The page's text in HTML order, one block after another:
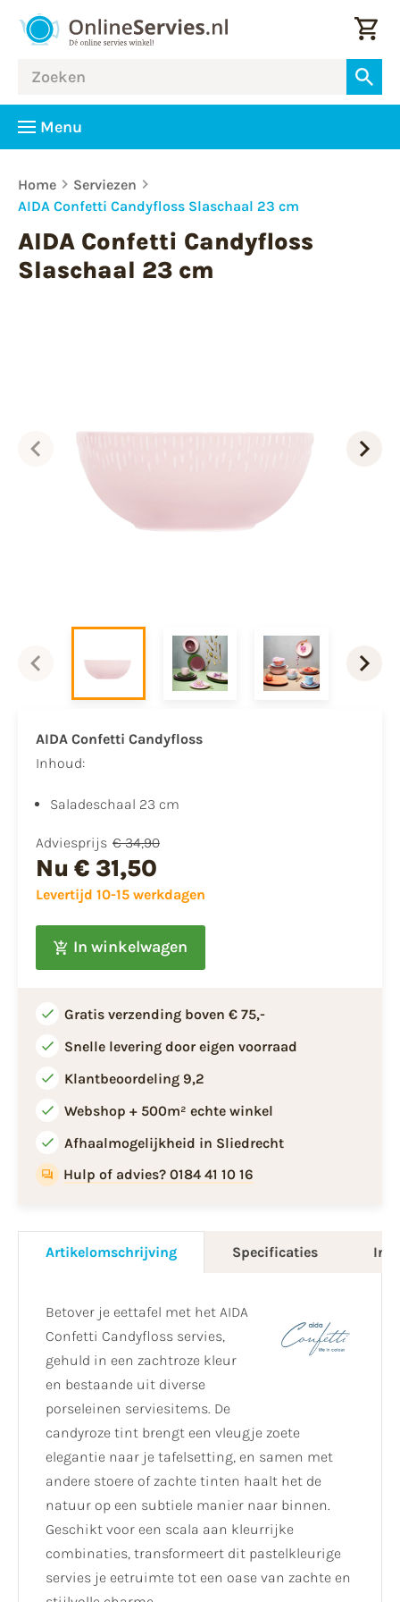
Menu
Home
Serviezen
AIDA Confetti Candyfloss Slaschaal 23 cm
AIDA Confetti Candyfloss
Slaschaal 23 cm
AIDA Confetti Candyfloss
​Inhoud:​
​​Saladeschaal 23 cm
Adviesprijs € 34,90
Nu € 31,50
Levertijd 10-15 werkdagen
In winkelwagen
Gratis verzending boven € 75,-
Snelle levering door eigen voorraad
Klantbeoordeling 9,2
Webshop + 500m² echte winkel
Afhaalmogelijkheid in Sliedrecht
Hulp of advies? 0184 41 10 16
Artikelomschrijving Specificaties
Betover je eettafel met het AIDA
Confetti Candyfloss servies,
gehuld in een zachtroze kleur
en bestaande uit diverse
porseleinen serviesitems. De
candyroze tint brengt een vleugje zoete
elegantie naar je tafelsetting, en samen met
andere stoere of zachte tinten haalt het de
natuur op een subtiele manier naar binnen.
Geschikt voor een scala aan kleurrijke
combinaties, transformeert dit pastelkleurige
servies je eetruimte tot een oase van zachte en